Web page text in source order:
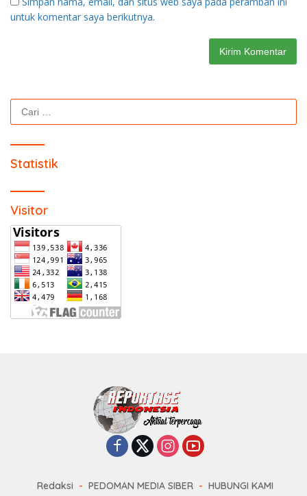
untuk komentar saya berikutnya.
Cari
untuk:
Statistik
Visitor
Redaksi PEDOMAN MEDIA SIBER HUBUNGI KAMI